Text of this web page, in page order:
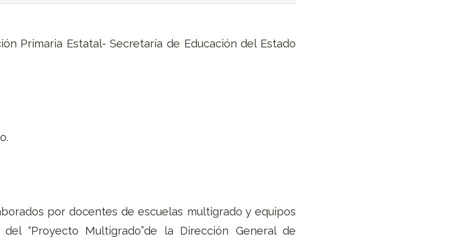
Primaria Estatal- Secretaría de Educación del Estado
por docentes de escuelas multigrado y equipos
“Proyecto Multigrado”de la Dirección General de